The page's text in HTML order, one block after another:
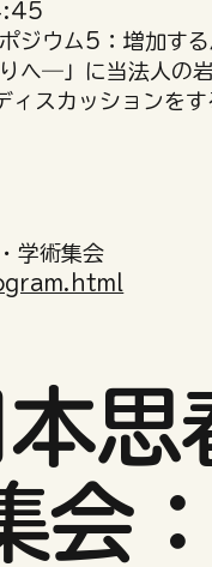
ジウム5：増加す
へ―」に当法人の
ィスカッションを
学術集会
思
会